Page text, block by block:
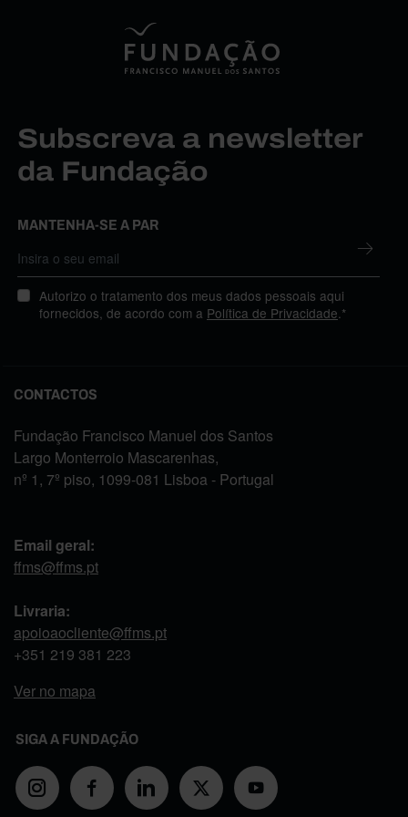
Subscreva a newsletter
da Fundação
MANTENHA-SE A PAR
Autorizo o tratamento dos meus dados pessoais aqui
fornecidos, de acordo com a Política de Privacidade .*
CONTACTOS
Fundação Francisco Manuel dos Santos
Largo Monterroio Mascarenhas,
nº 1, 7º piso, 1099-081 Lisboa - Portugal
Email geral:
ffms@ffms.pt
Livraria:
apoioaocliente@ffms.pt
+351 219 381 223
Ver no mapa
SIGA A FUNDAÇÃO